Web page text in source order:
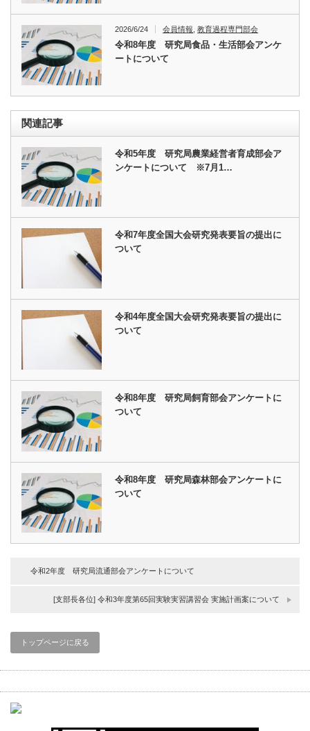
2026/6/24 会員情報 ,教育過程専門部会
令和8年度 研究局食品・生活部会アンケ
ートについて
関連記事
令和5年度 研究局農業経営者育成部会ア
ンケートについて ※7月1…
令和7年度全国大会研究発表要旨の提出に
ついて
令和4年度全国大会研究発表要旨の提出に
ついて
令和8年度 研究局飼育部会アンケートに
ついて
令和8年度 研究局森林部会アンケートに
ついて
令和2年度 研究局流通部会アンケートについて
[支部長各位] 令和3年度第65回実験実習講習会 実施計画案について
トップページに戻る